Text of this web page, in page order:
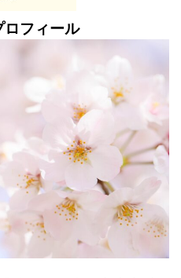
ロフィール